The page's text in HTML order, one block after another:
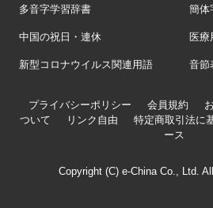
多音字学習辞書 簡体
中国の祝日・連休 医療
新型コロナウイルス関連用語 音節
プライバシーポリシー 会員規約
ついて
リンク自由 特定商取引法に
ース
Copyright (C) e-China Co., Ltd.